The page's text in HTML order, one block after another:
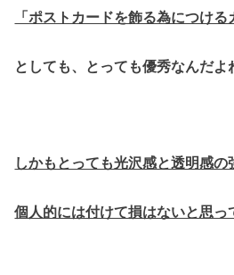
「ポストカードを飾る為につける
としても、とっても優秀なんだよ
しかもとっても光沢感と透明感の
個人的には付けて損はないと思っ